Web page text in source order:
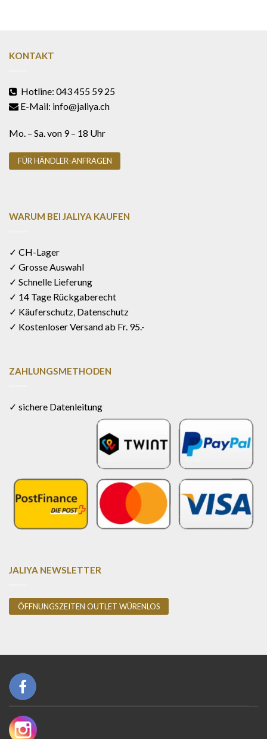
KONTAKT
Hotline: 043 455 59 25
E-Mail: info@jaliya.ch
Mo. – Sa. von 9 – 18 Uhr
FÜR HÄNDLER-ANFRAGEN
WARUM BEI JALIYA KAUFEN
✓ CH-Lager
✓ Grosse Auswahl
✓ Schnelle Lieferung
✓ 14 Tage Rückgaberecht
✓ Käuferschutz, Datenschutz
✓ Kostenloser Versand ab Fr. 95.-
ZAHLUNGSMETHODEN
✓ sichere Datenleitung
JALIYA NEWSLETTER
ÖFFNUNGSZEITEN OUTLET WÜRENLOS